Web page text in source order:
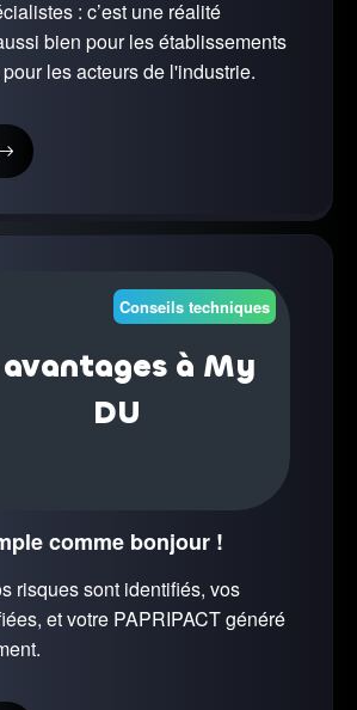
: c’est une réalité
bien pour les établissements
les acteurs de l'industrie.
Conseils techniques
à My
DU
comme bonjour !
risques sont identifiés, vos
et votre PAPRIPACT généré